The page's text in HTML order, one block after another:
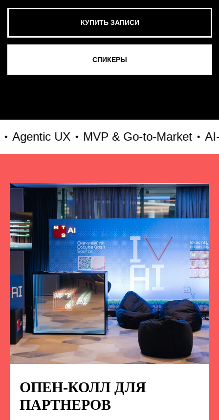
UX MVP & Go-to-Market AI-
ОПЕН-КОЛЛ ДЛЯ
ПАРТНЕРОВ
ПОДПИСЫВАЙТЕСЬ
НА НАС В СОЦСЕТЯХ